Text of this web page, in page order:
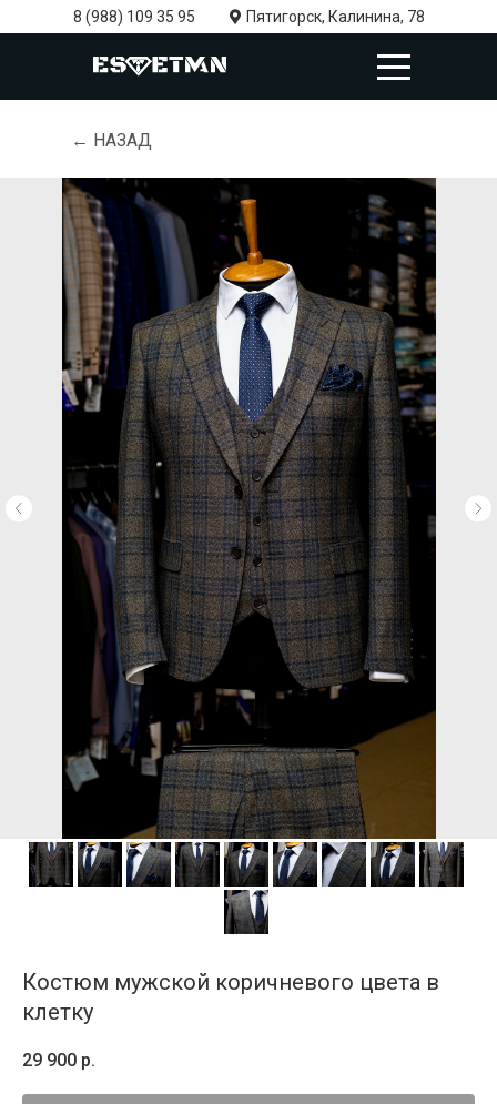
8 (988) 109 35 95 Пятигорск, Калинина, 78
← НАЗАД
Костюм мужской коричневого цвета в
клетку
29 900 р.